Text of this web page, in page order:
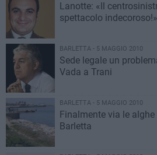
Lanotte: «Il
spettacolo indecoroso!»
BARLETTA - 5 MAGGIO 2010
Sede legale un
Vada a Trani
BARLETTA - 5 MAGGIO 2010
Finalmente via le
Barletta